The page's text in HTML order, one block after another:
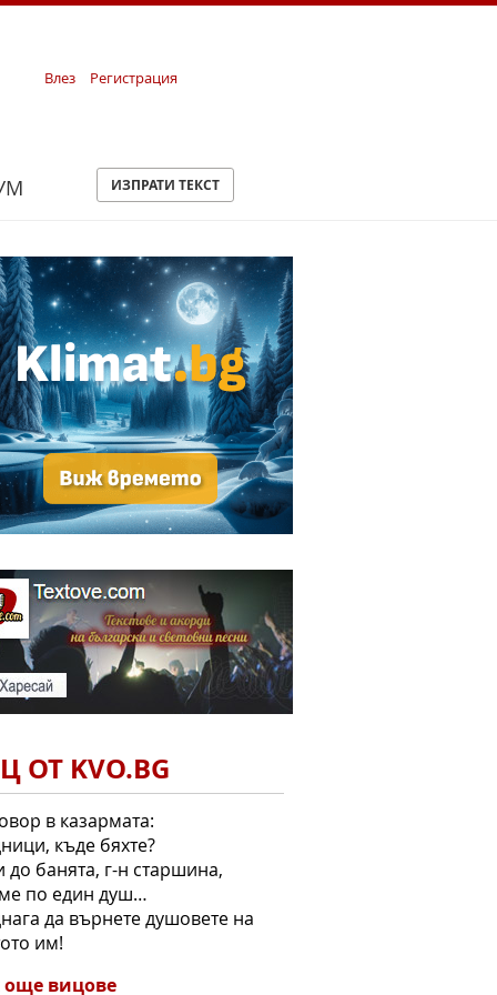
Влез Регистрация
ИЗПРАТИ ТЕКСТ
ОТ KVO.BG
в казармата:
къде бяхте?
до банята, г-н старшина,
по един душ…
да върнете душовете на
им!
вицове